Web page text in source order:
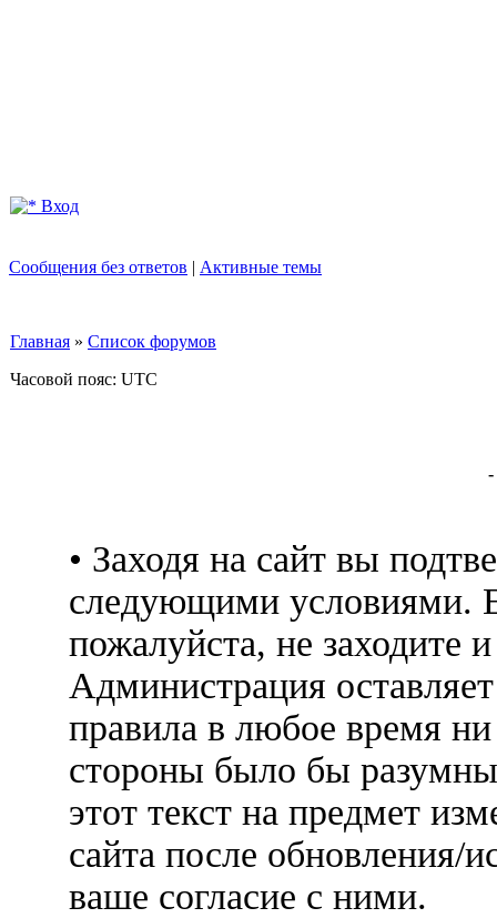
Вход
Сообщения без ответов | Активные темы
Главная » Список форумов
Часовой пояс: UTC
-
• Заходя на сайт вы
следующими условиями.
пожалуйста, не заходите
Администрация
правила в любое время
стороны было бы
этот текст на предмет
сайта после обновления/
ваше согласие с ними.